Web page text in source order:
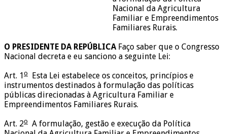
Nacional da Agricultura
Familiar e Empreendimentos
Familiares Rurais.
O PRESIDENTE DA REPÚBLICA Faço saber que o Congresso
Nacional decreta e eu sanciono a seguinte Lei:
Art. 1o
Esta Lei estabelece os conceitos, princípios e
instrumentos destinados à formulação das políticas
públicas direcionadas à Agricultura Familiar e
Empreendimentos Familiares Rurais.
Art. 2o A formulação, gestão e execução da Política